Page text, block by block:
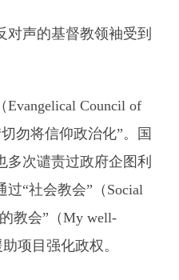
声的基督教领袖受到
（Evangelical Council of
勿将信仰政治化”。国
多次谴责过政府企图利
过“社会教会” （Social
教会” （My well-
项目强化政权。